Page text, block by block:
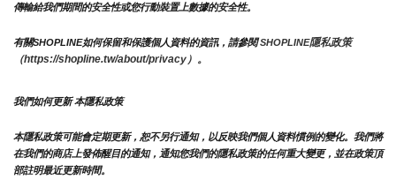
傳輸給我們期間的安全性或您行動裝置上數據的安全性。
有關SHOPLINE如何保留和保護個人資料的資訊，請參閱 SHOPLINE隱私政策
（https://shopline.tw/about/privacy）。
我們如何更新 本隱私政策
本隱私政策可能會定期更新，恕不另行通知，以反映我們個人資料慣例的變化。我們將
在我們的商店上發佈醒目的通知，通知您我們的隱私政策的任何重大變更，並在政策頂
部註明最近更新時間。